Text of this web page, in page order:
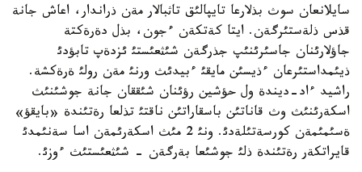
سايلانعان سوث بذلارعا تايپالئق تاثبالار مةن ذراندار، اعاش جانة
قذس ذلةستئرگةن. ايتا كةتكةن ءجون، بذل دةرةكتة
جاؤلارئنان جاسئرئنئپ جذرگةن شئثعئستئ ئزدةپ تابؤدئ
ذيئمداستئرعان ءذيسئن مايقئ ءبيدئث ورنئ مةن رولئ ةرةكشة.
راشيد ءاد-ديندة ول حؤشين رؤئنان شئققان جانة جوشئنئث
اسكةرئنئث وث قاناتئن باسقاراتئن ناقتئ تذلعا رةتئندة «بايقؤ»
ةسئمئمةن كورسةتئلةدئ. ونئ 2 مئث اسكةرئمةن اسا سةنئمدئ
قايراتكةر رةتئندة ذلئ جوشئعا بةرگةن - شئثعئستئث ءوزئ.